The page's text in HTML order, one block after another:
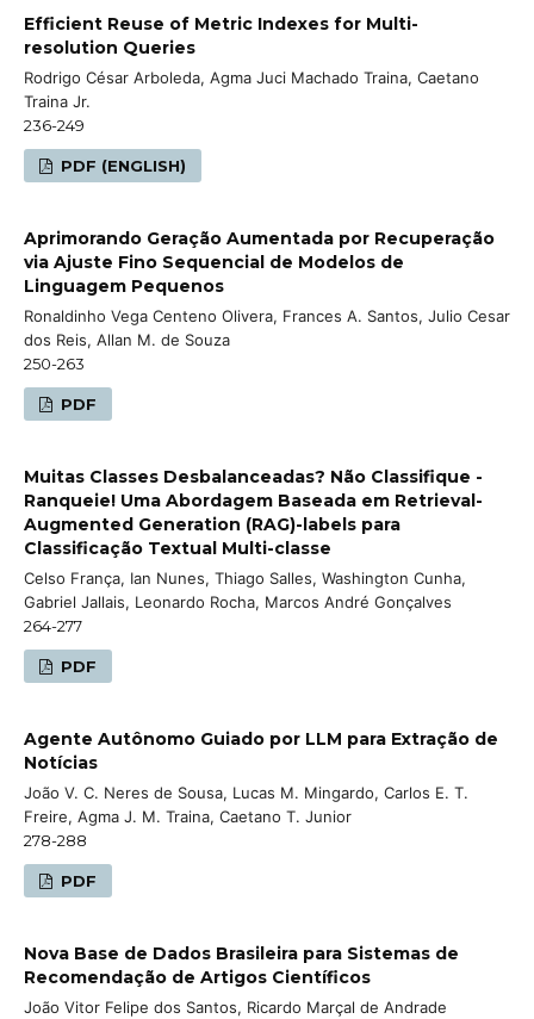
Efficient Reuse of Metric Indexes for Multi-
resolution Queries
Rodrigo César Arboleda, Agma Juci Machado Traina, Caetano
Traina Jr.
236-249
PDF (ENGLISH)
Aprimorando Geração Aumentada por Recuperação
via Ajuste Fino Sequencial de Modelos de
Linguagem Pequenos
Ronaldinho Vega Centeno Olivera, Frances A. Santos, Julio Cesar
dos Reis, Allan M. de Souza
250-263
PDF
Muitas Classes Desbalanceadas? Não Classifique -
Ranqueie! Uma Abordagem Baseada em Retrieval-
Augmented Generation (RAG)-labels para
Classificação Textual Multi-classe
Celso França, Ian Nunes, Thiago Salles, Washington Cunha,
Gabriel Jallais, Leonardo Rocha, Marcos André Gonçalves
264-277
PDF
Agente Autônomo Guiado por LLM para Extração de
Notícias
João V. C. Neres de Sousa, Lucas M. Mingardo, Carlos E. T.
Freire, Agma J. M. Traina, Caetano T. Junior
278-288
PDF
Nova Base de Dados Brasileira para Sistemas de
Recomendação de Artigos Científicos
João Vitor Felipe dos Santos, Ricardo Marçal de Andrade